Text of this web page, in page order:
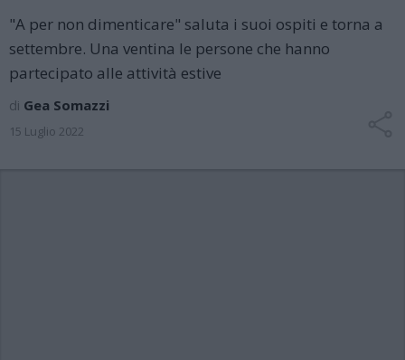
"A per non dimenticare" saluta i suoi ospiti e torna a
settembre. Una ventina le persone che hanno
partecipato alle attività estive
di Gea Somazzi
15 Luglio 2022